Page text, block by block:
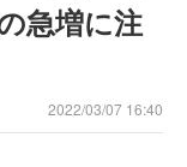
急増に注
2022/03/07 16:40